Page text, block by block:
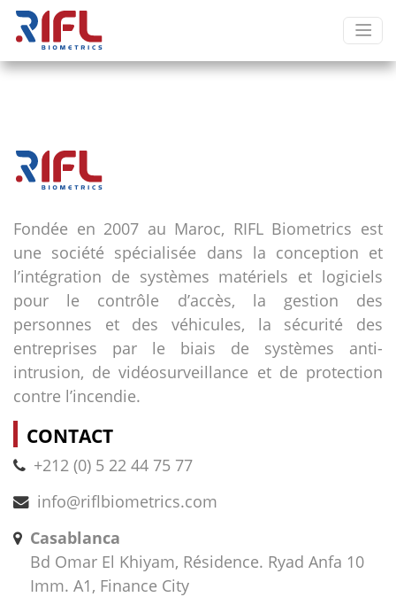
Fondée en 2007 au Maroc, RIFL Biometrics est
une société spécialisée dans la conception et
l’intégration de systèmes matériels et logiciels
pour le contrôle d’accès, la gestion des
personnes et des véhicules, la sécurité des
entreprises par le biais de systèmes anti-
intrusion, de vidéosurveillance et de protection
contre l’incendie.
CONTACT
+212 (0) 5 22 44 75 77
info@riflbiometrics.com
Casablanca
Bd Omar El Khiyam, Résidence. Ryad Anfa 10
Imm. A1, Finance City